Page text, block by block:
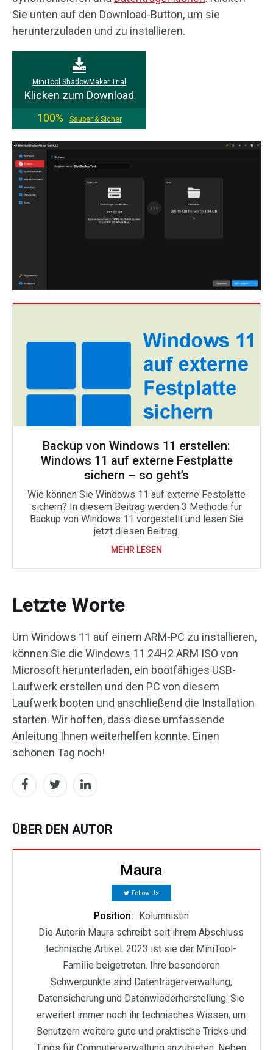
Sie unten auf den Download-Button, um sie
herunterzuladen und zu installieren.
MiniTool ShadowMaker Trial
Klicken zum Download
100%
Sauber & Sicher
Backup von Windows 11 erstellen:
Windows 11 auf externe Festplatte
sichern – so geht’s
Wie können Sie Windows 11 auf externe Festplatte
sichern? In diesem Beitrag werden 3 Methode für
Backup von Windows 11 vorgestellt und lesen Sie
jetzt diesen Beitrag.
MEHR LESEN
Letzte Worte
Um Windows 11 auf einem ARM-PC zu installieren,
können Sie die Windows 11 24H2 ARM ISO von
Microsoft herunterladen, ein bootfähiges USB-
Laufwerk erstellen und den PC von diesem
Laufwerk booten und anschließend die Installation
starten. Wir hoffen, dass diese umfassende
Anleitung Ihnen weiterhelfen konnte. Einen
schönen Tag noch!
ÜBER DEN AUTOR
Maura
Follow Us
Position: Kolumnistin
Die Autorin Maura schreibt seit ihrem Abschluss
technische Artikel. 2023 ist sie der MiniTool-
Familie beigetreten. Ihre besonderen
Schwerpunkte sind Datenträgerverwaltung,
Datensicherung und Datenwiederherstellung. Sie
erweitert immer noch ihr technisches Wissen, um
Benutzern weitere gute und praktische Tricks und